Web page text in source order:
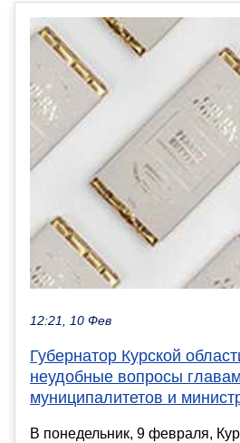
12:21, 10 Фев
Губернатор Курской
неудобные вопросы
муниципалитетов и
В понедельник, 9 февраля,